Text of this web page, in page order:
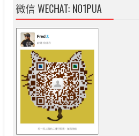
微信 WECHAT: NO1PUA